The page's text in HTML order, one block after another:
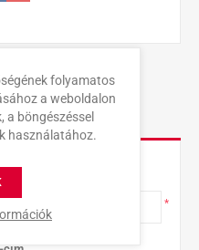
*
folyamatos
a weboldalon
a böngészéssel
használatához.